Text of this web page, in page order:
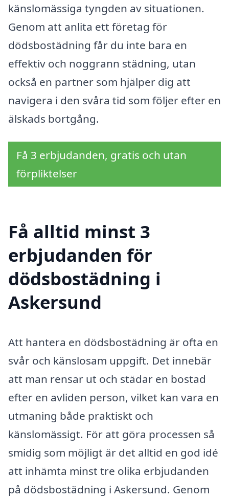
känslomässiga tyngden av situationen.
Genom att anlita ett företag för
dödsbostädning får du inte bara en
effektiv och noggrann städning, utan
också en partner som hjälper dig att
navigera i den svåra tid som följer efter en
älskads bortgång.
Få 3 erbjudanden, gratis och utan
förpliktelser
Få alltid minst 3
erbjudanden för
dödsbostädning i
Askersund
Att hantera en dödsbostädning är ofta en
svår och känslosam uppgift. Det innebär
att man rensar ut och städar en bostad
efter en avliden person, vilket kan vara en
utmaning både praktiskt och
känslomässigt. För att göra processen så
smidig som möjligt är det alltid en god idé
att inhämta minst tre olika erbjudanden
på dödsbostädning i Askersund. Genom